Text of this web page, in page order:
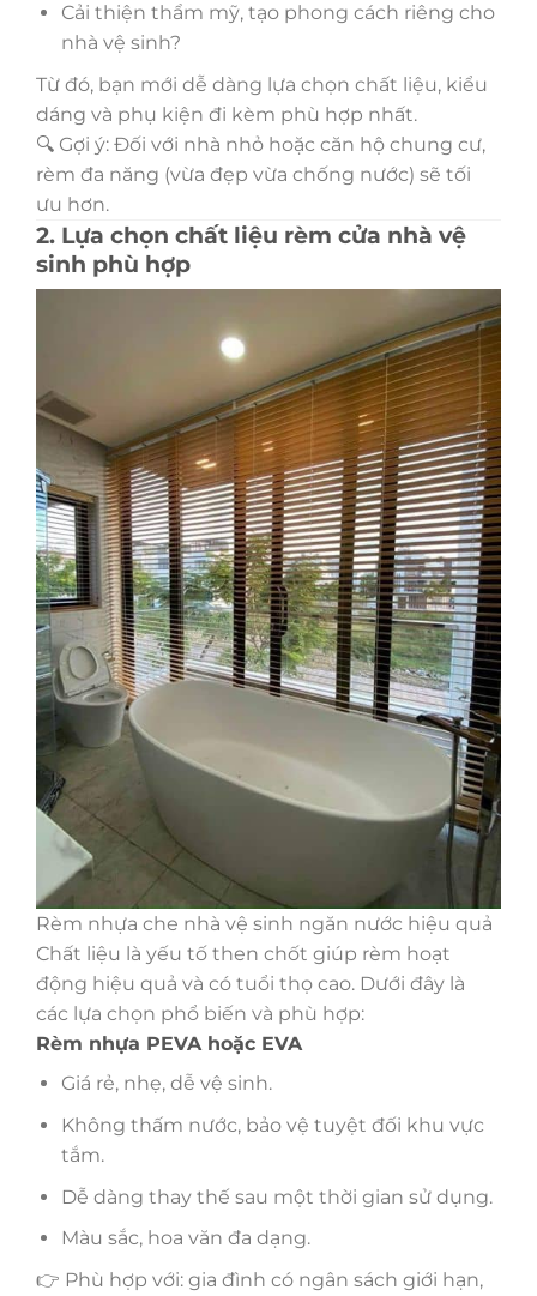
Cải thiện thẩm mỹ, tạo phong cách riêng cho
nhà vệ sinh?
Từ đó, bạn mới dễ dàng lựa chọn chất liệu, kiểu
dáng và phụ kiện đi kèm phù hợp nhất.
🔍 Gợi ý: Đối với nhà nhỏ hoặc căn hộ chung cư,
rèm đa năng (vừa đẹp vừa chống nước) sẽ tối
ưu hơn.
2. Lựa chọn chất liệu rèm cửa nhà vệ
sinh phù hợp
Rèm nhựa che nhà vệ sinh ngăn nước hiệu quả
Chất liệu là yếu tố then chốt giúp rèm hoạt
động hiệu quả và có tuổi thọ cao. Dưới đây là
các lựa chọn phổ biến và phù hợp:
Rèm nhựa PEVA hoặc EVA
Giá rẻ, nhẹ, dễ vệ sinh.
Không thấm nước, bảo vệ tuyệt đối khu vực
tắm.
Dễ dàng thay thế sau một thời gian sử dụng.
Màu sắc, hoa văn đa dạng.
👉 Phù hợp với: gia đình có ngân sách giới hạn,